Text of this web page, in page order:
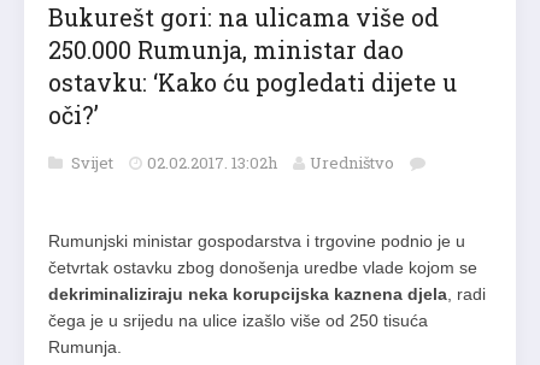
Bukurešt gori: na ulicama više od
250.000 Rumunja, ministar dao
ostavku: ‘Kako ću pogledati dijete u
oči?’
Svijet 02.02.2017. 13:02h Uredništvo
Rumunjski ministar gospodarstva i trgovine podnio je u
četvrtak ostavku zbog donošenja uredbe vlade kojom se
dekriminaliziraju neka korupcijska kaznena djela , radi
čega je u srijedu na ulice izašlo više od 250 tisuća
Rumunja.